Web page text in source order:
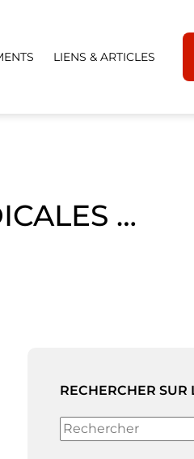
LIENS & ARTICLES
…
RECHERCHER SUR
Rechercher